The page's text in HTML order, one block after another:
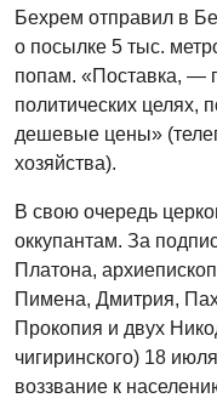
Бехрем отправил в
о посылке 5 тыс.
попам. «Поставка, —
политических целях,
дешевые цены»
хозяйства).
В свою очередь
оккупантам. За
Платона,
Пимена, Дмитрия,
Прокопия и двух
чигиринского) 18
воззвание к